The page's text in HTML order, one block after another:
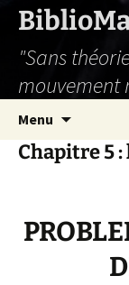
Aller
contenu
"Sans
mouvement
Menu
Chapitre 5